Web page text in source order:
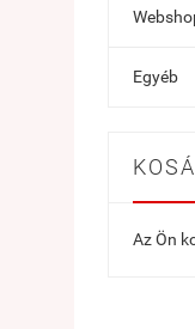
Egyéb
Az Ön